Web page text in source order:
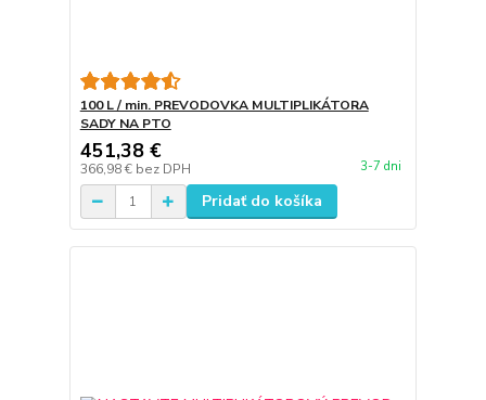
100 L / min. PREVODOVKA MULTIPLIKÁTORA
SADY NA PTO
451,38 €
366,98 € bez DPH 3-7 dni
Pridať do košíka